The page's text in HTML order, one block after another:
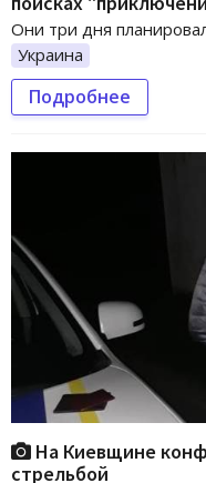
Они три дня
Украина
Подробнее
На Киевщине
стрельбой